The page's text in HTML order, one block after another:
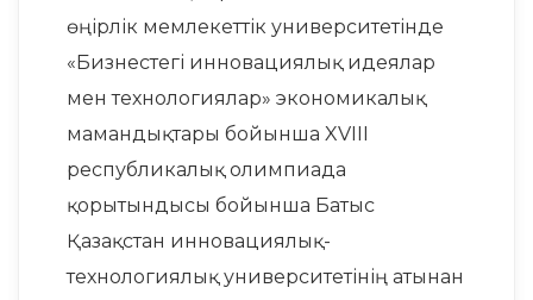
өңірлік мемлекеттік университетінде
«Бизнестегі инновациялық идеялар
мен технологиялар» экономикалық
мамандықтары бойынша XVIII
республикалық олимпиада
қорытындысы бойынша Батыс
Қазақстан инновациялық-
технологиялық университетінің атынан